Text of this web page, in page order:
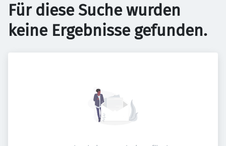
Für diese Suche wurden
keine Ergebnisse gefunden.